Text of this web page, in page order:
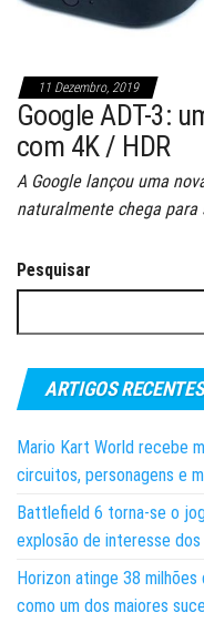
11 Dezembro, 2019
Google ADT-3:
com 4K / HDR
A Google lançou uma
naturalmente chega para
Pesquisar
ARTIGOS RECENTES
Mario Kart World recebe
circuitos, personagens e
Battlefield 6 torna-se o
explosão de interesse
Horizon atinge 38
como um dos maiores